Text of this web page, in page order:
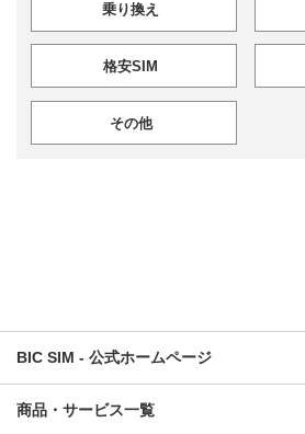
乗り換え
格安SIM
その他
BIC SIM - 公式ホームページ
商品・サービス一覧